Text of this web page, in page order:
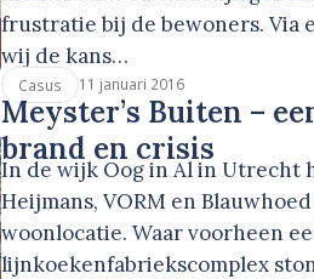
frustratie bij de bewoners. Via
wij de kans…
Casus 11 januari 2016
Meyster’s Buiten –
brand en crisis
In de wijk Oog in Al in Utrecht
Heijmans, VORM en
woonlocatie. Waar voorheen
lijnkoekenfabriekscomplex